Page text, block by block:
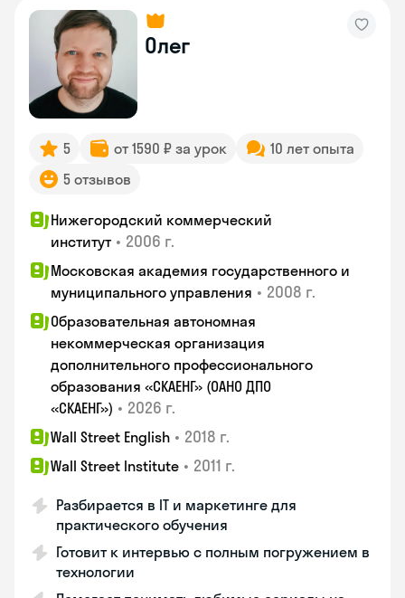
Олег
5 от 1590 ₽ за урок
10 лет опыта
5 отзывов
Нижегородский коммерческий
институт • 2006 г.
Московская академия государственного и
муниципального управления • 2008 г.
Образовательная автономная
некоммерческая организация
дополнительного профессионального
образования «СКАЕНГ» (ОАНО ДПО
«СКАЕНГ») • 2026 г.
Wall Street English • 2018 г.
Wall Street Institute • 2011 г.
Разбирается в IT и маркетинге для
практического обучения
Готовит к интервью с полным погружением в
технологии